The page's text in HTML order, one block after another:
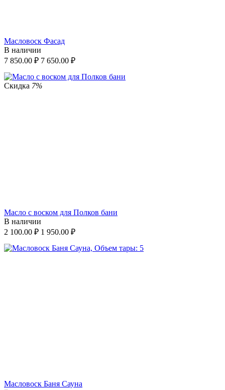
Масловоск Фасад
В наличии
7 850.00 ₽ 7 650.00 ₽
Скидка 7%
Масло с воском для Полков бани
В наличии
2 100.00 ₽ 1 950.00 ₽
Масловоск Баня Сауна